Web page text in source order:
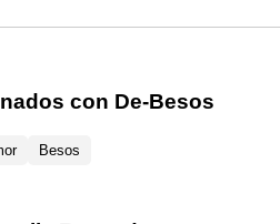
con De-Besos
Besos